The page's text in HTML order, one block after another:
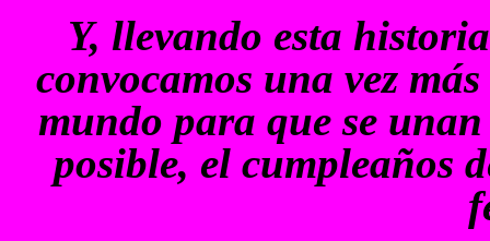
Y, llevando esta
convocamos una vez
mundo para que se
posible, el cumpleaños